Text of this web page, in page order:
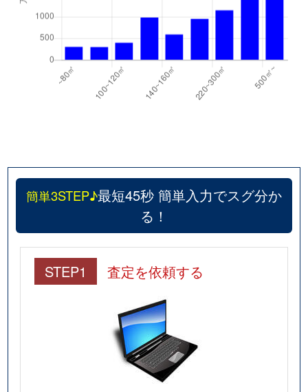
簡単3STEP♪最短45秒 簡単入力でスグ分か
る！
STEP1 査定を依頼する